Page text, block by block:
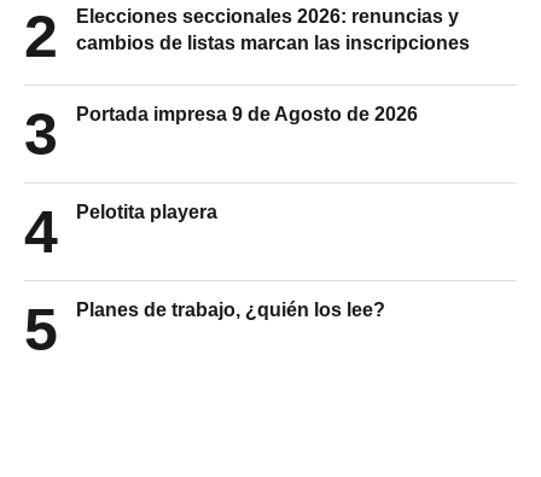
2
Elecciones seccionales 2026: renuncias y
cambios de listas marcan las inscripciones
3 Portada impresa 9 de Agosto de 2026
4 Pelotita playera
5 Planes de trabajo, ¿quién los lee?